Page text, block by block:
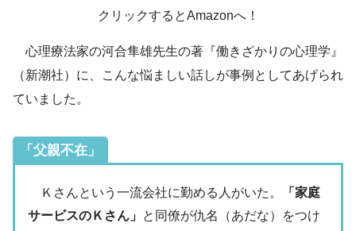
クリックするとAmazonへ！
心理療法家の河合隼雄先生の著『働きざかりの心理学』
（新潮社）に、こんな悩ましい話しが事例としてあげられ
ていました。
「父親不在」
Ｋさんという一流会社に勤める人がいた。
「家庭
サービスのＫさん」 と同僚が仇名（あだな）をつけ